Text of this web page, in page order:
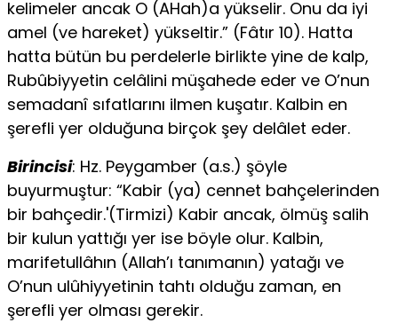
kelimeler ancak O (AHah)a yükselir. Onu da iyi
amel (ve hareket) yükseltir.” (Fâtır 10). Hatta
hatta bütün bu perdelerle birlikte yine de kalp,
Rubûbiyyetin celâlini müşahede eder ve O’nun
semadanî sıfatlarını ilmen kuşatır. Kalbin en
şerefli yer olduğuna birçok şey delâlet eder.
Birincisi: Hz. Peygamber (a.s.) şöyle
buyurmuştur: “Kabir (ya) cennet bahçelerinden
bir bahçedir.'(Tirmizi) Kabir ancak, ölmüş salih
bir kulun yattığı yer ise böyle olur. Kalbin,
marifetullâhın (Allah’ı tanımanın) yatağı ve
O’nun ulûhiyyetinin tahtı olduğu zaman, en
şerefli yer olması gerekir.